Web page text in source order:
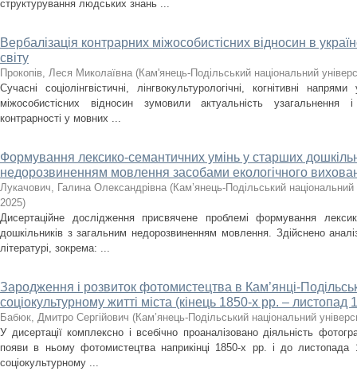
структурування людських знань ...
Вербалізація контрарних міжособистісних відносин в
світу
Прокопів, Леся Миколаївна (Кам'янець-Подільський національний
Сучасні соціолінгвістичні, лінгвокультурологічні, когнітивні
міжособистісних відносин зумовили актуальність узагальнення
контрарності у мовних ...
Формування лексико-семантичних умінь у старших
недорозвиненням мовлення засобами екологічного
Лукачович, Галина Олександрівна (Кам’янець-Подільський національний
2025)
Дисертаційне дослідження присвячене проблемі формування
дошкільників з загальним недорозвиненням мовлення. Здійснено
літературі, зокрема: ...
Зародження і розвиток фотомистецтва в Кам’янці-
соціокультурному житті міста (кінець 1850-х рр. – листопад
Бабюк, Дмитро Сергійович (Кам’янець-Подільський національний
У дисертації комплексно і всебічно проаналізовано діяльність
появи в ньому фотомистецтва наприкінці 1850-х рр. і до
соціокультурному ...